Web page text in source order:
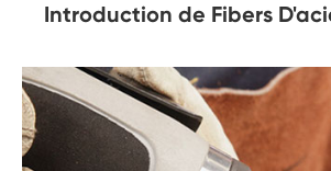
Introduction de Fibers